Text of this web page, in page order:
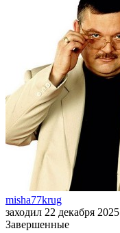
misha77krug
заходил 22 декабря 2025
Завершенные